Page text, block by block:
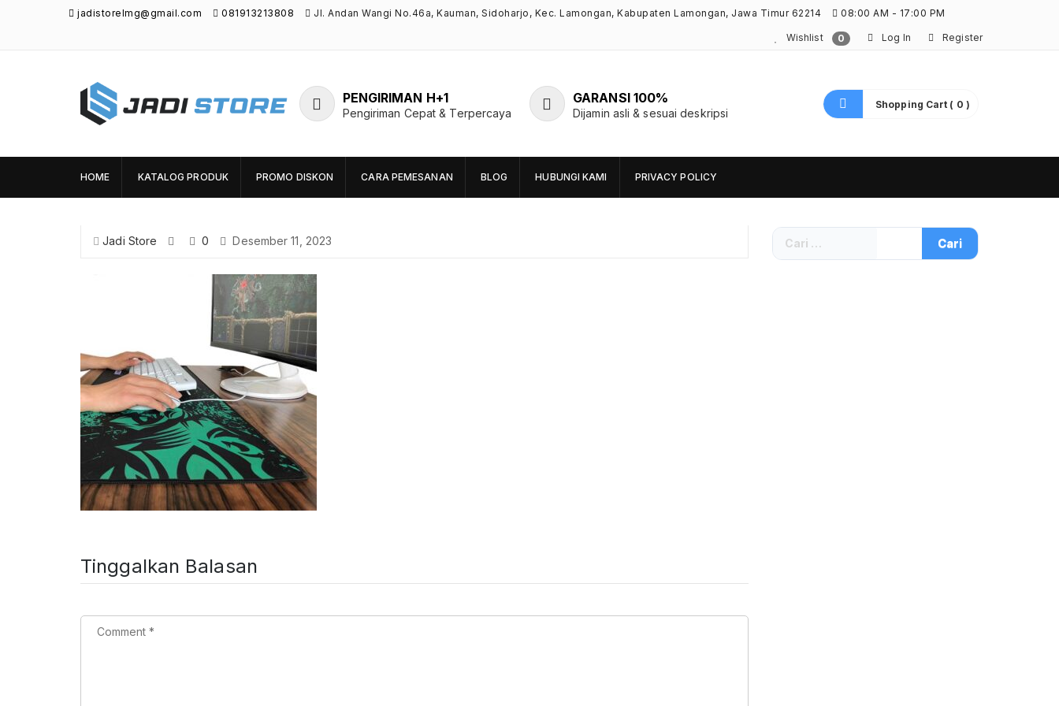
jadistorelmg@gmail.com 081913213808 Jl. Andan Wangi No.46a, Kauman, Sidoharjo, Kec. Lamongan, Kabupaten Lamongan, Jawa Timur 62214 08:00 AM - 17:00 PM
Wishlist 0 Log In Register
Jadi Store
Unik di Lamongan
PENGIRIMAN H+1
Pengiriman Cepat & Terpercaya
GARANSI 100%
Dijamin asli & sesuai deskripsi
Shopping Cart ( 0 )
HOME KATALOG PRODUK PROMO DISKON CARA PEMESANAN BLOG HUBUNGI KAMI PRIVACY POLICY
Jadi Store 0 Desember 11, 2023
Tinggalkan Balasan
Cari
untuk: